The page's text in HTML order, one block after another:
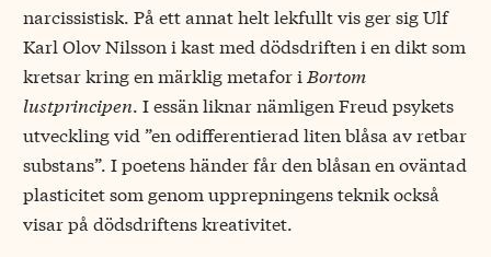
narcissistisk. På ett annat helt lekfullt vis ger sig Ulf
Karl Olov Nilsson i kast med dödsdriften i en dikt som
kretsar kring en märklig metafor i Bortom
lustprincipen. I essän liknar nämligen Freud psykets
utveckling vid ”en odifferentierad liten blåsa av retbar
substans”. I poetens händer får den blåsan en oväntad
plasticitet som genom upprepningens teknik också
visar på dödsdriftens kreativitet.